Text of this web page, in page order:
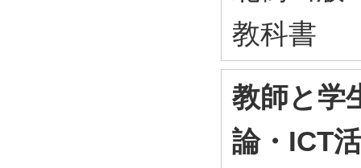
教科書
教師と学
論・ICT